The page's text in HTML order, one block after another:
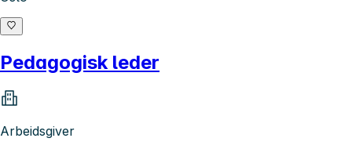
Pedagogisk leder
Arbeidsgiver